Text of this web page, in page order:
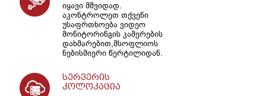
იყავი მშვიდად.
აკონტროლეთ თქვენი
უსაფრთხოება ვიდეო
მონიტორინგის კამერების
დახმარებით,მსოფლიოს
ნებისმიერი წერტილიდან.
სერვერის
კოლოკაცია